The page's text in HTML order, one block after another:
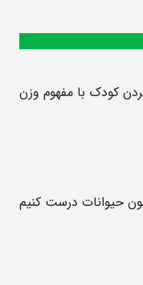
کودک با مفهوم وزن
حیوانات درست کنیم